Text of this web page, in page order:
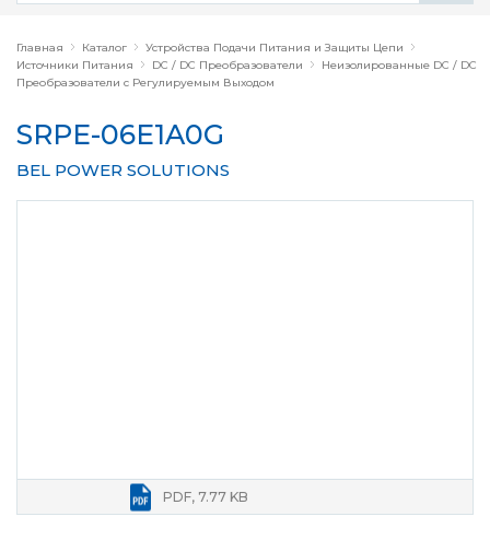
Главная Каталог
Устройства Подачи Питания и Защиты Цепи
Источники Питания
DC / DC Преобразователи
Неизолированные DC / DC
Преобразователи с Регулируемым Выходом
SRPE-06E1A0G
BEL POWER SOLUTIONS
PDF, 7.77 KB
Оборудование